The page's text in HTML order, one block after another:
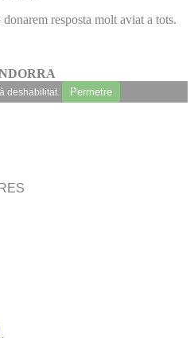
resposta molt aviat a tots.
deshabilitat. Permetre